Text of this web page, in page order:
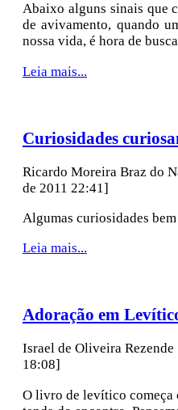
Abaixo alguns sinais que
de avivamento, quando
nossa vida, é hora de
Leia mais...
Curiosidades
Ricardo Moreira Braz do
de 2011 22:41]
Algumas curiosidades
Leia mais...
Adoração em
Israel de Oliveira Rezende
18:08]
O livro de levítico começa